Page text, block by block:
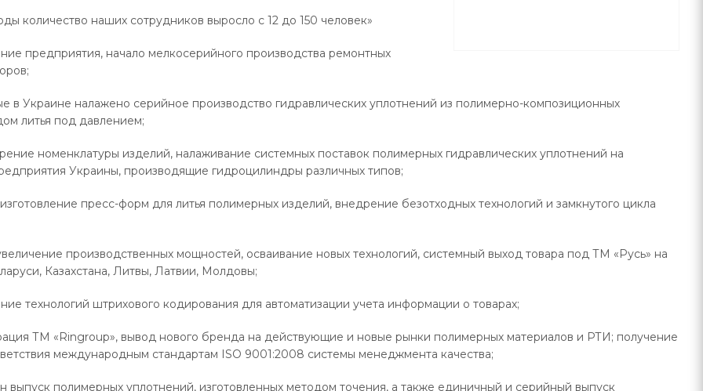
количество наших сотрудников выросло с 12 до 150 человек»
предприятия, начало мелкосерийного производства ремонтных
в Украине налажено серийное производство гидравлических уплотнений из полимерно-композиционных
литья под давлением;
номенклатуры изделий, налаживание системных поставок полимерных гидравлических уплотнений на
Украины, производящие гидроцилиндры различных типов;
пресс-форм для литья полимерных изделий, внедрение безотходных технологий и замкнутого цикла
производственных мощностей, осваивание новых технологий, системный выход товара под ТМ «Русь» на
Казахстана, Литвы, Латвии, Молдовы;
технологий штрихового кодирования для автоматизации учета информации о товарах;
ТМ «Ringroup», вывод нового бренда на действующие и новые рынки полимерных материалов и РТИ; получение
международным стандартам ISO 9001:2008 системы менеджмента качества;
выпуск полимерных уплотнений, изготовленных методом точения, а также единичный и серийный выпуск